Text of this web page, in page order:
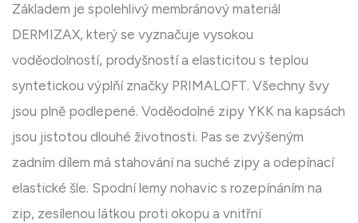
Základem je spolehlivý membránový materiál
DERMIZAX, který se vyznačuje vysokou
voděodolností, prodyšností a elasticitou s teplou
syntetickou výplňí značky PRIMALOFT. Všechny švy
jsou plně podlepené. Voděodolné zipy YKK na kapsách
jsou jistotou dlouhé životnosti. Pas se zvýšeným
zadním dílem má stahování na suché zipy a odepínací
elastické šle. Spodní lemy nohavic s rozepínáním na
zip, zesílenou látkou proti okopu a vnitřní